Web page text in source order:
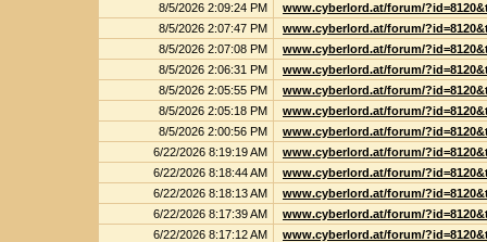
8/5/2026 2:09:24 PM
www.cyberlord.at/forum/
8/5/2026 2:07:47 PM
www.cyberlord.at/forum/
8/5/2026 2:07:08 PM
www.cyberlord.at/forum/
8/5/2026 2:06:31 PM
www.cyberlord.at/forum/
8/5/2026 2:05:55 PM
www.cyberlord.at/forum/
8/5/2026 2:05:18 PM
www.cyberlord.at/forum/
8/5/2026 2:00:56 PM
www.cyberlord.at/forum/
6/22/2026 8:19:19 AM
www.cyberlord.at/forum/
6/22/2026 8:18:44 AM
www.cyberlord.at/forum/
6/22/2026 8:18:13 AM
www.cyberlord.at/forum/
6/22/2026 8:17:39 AM
www.cyberlord.at/forum/
6/22/2026 8:17:12 AM
www.cyberlord.at/forum/